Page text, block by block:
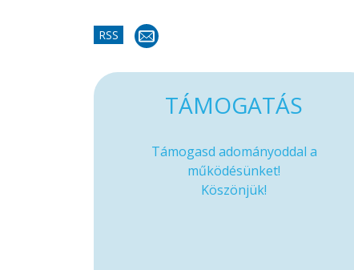
RSS
TÁMOGATÁS
Támogasd adományoddal a
működésünket!
Köszönjük!